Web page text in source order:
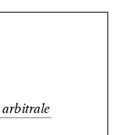

arbitrale